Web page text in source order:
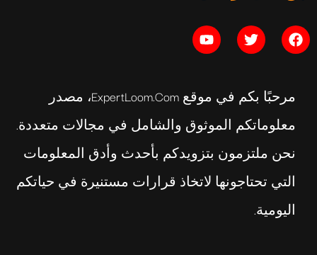
مرحبًا بكم في موقع ExpertLoom.com، مصدر
معلوماتكم الموثوق والشامل في مجالات متعددة.
نحن ملتزمون بتزويدكم بأحدث وأدق المعلومات
التي تحتاجونها لاتخاذ قرارات مستنيرة في حياتكم
اليومية.